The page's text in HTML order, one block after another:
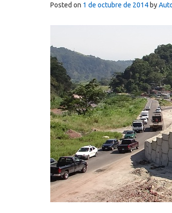
Posted on 1 de octubre de 2014 by